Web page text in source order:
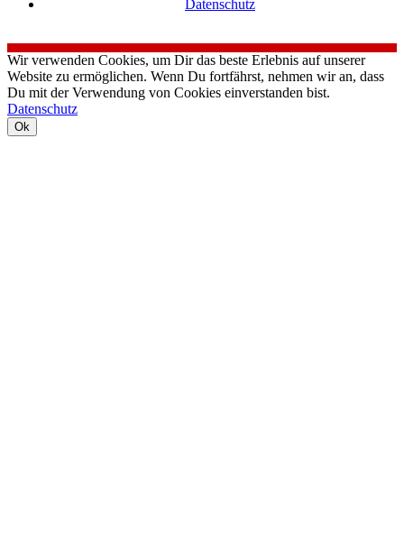
Datenschutz
Wir verwenden Cookies, um Dir das beste Erlebnis auf unserer
Website zu ermöglichen. Wenn Du fortfährst, nehmen wir an, dass
Du mit der Verwendung von Cookies einverstanden bist.
Datenschutz
Ok